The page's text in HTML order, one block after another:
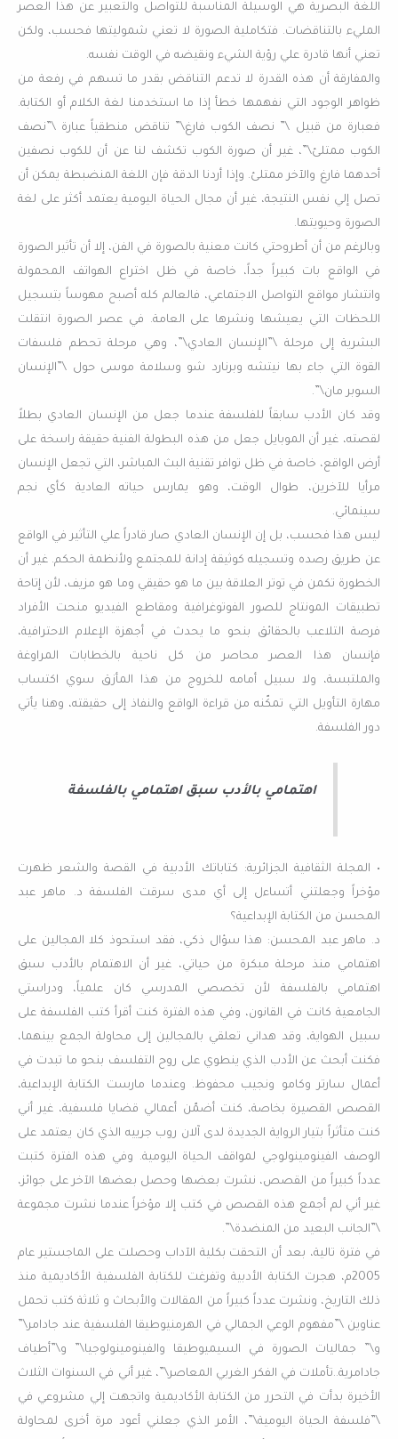
اللغة البصرية هي الوسيلة المناسبة للتواصل والتعبير عن هذا العصر
المليء بالتناقضات. فتكاملية الصورة لا تعني شموليتها فحسب، ولكن
تعني أنها قادرة علي رؤية الشيء ونقيضه في الوقت نفسه.
والمفارقة أن هذه القدرة لا تدعم التناقض بقدر ما تسهم في رفعة من
ظواهر الوجود التي نفهمها خطأ إذا ما استخدمنا لغة الكلام أو الكتابة.
فعبارة من قبيل \” نصف الكوب فارغ\” تناقض منطقياً عبارة \”نصف
الكوب ممتلئ\”، غير أن صورة الكوب تكشف لنا عن أن للكوب نصفين
أحدهما فارغ والآخر ممتلئ. وإذا أردنا الدقة فإن اللغة المنضبطة يمكن أن
تصل إلي نفس النتيجة، غير أن مجال الحياة اليومية يعتمد أكثر على لغة
الصورة وحيويتها.
وبالرغم من أن أطروحتي كانت معنية بالصورة في الفن، إلا أن تأثير الصورة
في الواقع بات كبيراً جداً، خاصة في ظل اختراع الهواتف المحمولة
وانتشار مواقع التواصل الاجتماعي، فالعالم كله أصبح مهوساً بتسجيل
اللحظات التي يعيشها ونشرها على العامة. في عصر الصورة انتقلت
البشرية إلى مرحلة \”الإنسان العادي\”، وهي مرحلة تحطم فلسفات
القوة التي جاء بها نيتشه وبرنارد شو وسلامة موسى حول \”الإنسان
السوبر مان\”.
وقد كان الأدب سابقاً للفلسفة عندما جعل من الإنسان العادي بطلاً
لقصته، غير أن الموبايل جعل من هذه البطولة الفنية حقيقة راسخة على
أرض الواقع، خاصة في ظل توافر تقنية البث المباشر، التي تجعل الإنسان
مرأيا للآخرين، طوال الوقت، وهو يمارس حياته العادية كأي نجم
سينمائي.
ليس هذا فحسب، بل إن الإنسان العادي صار قادراً علي التأثير في الواقع
عن طريق رصده وتسجيله كوثيقة إدانة للمجتمع ولأنظمة الحكم. غير أن
الخطورة تكمن في توتر العلاقة بين ما هو حقيقي وما هو مزيف، لأن إتاحة
تطبيقات المونتاج للصور الفوتوغرافية ومقاطع الفيديو منحت الأفراد
فرصة التلاعب بالحقائق بنحو ما يحدث في أجهزة الإعلام الاحترافية،
فإنسان هذا العصر محاصر من كل ناحية بالخطابات المراوغة
والملتبسة، ولا سبيل أمامه للخروج من هذا المأزق سوي اكتساب
مهارة التأويل التي تمكّنه من قراءة الواقع والنفاذ إلى حقيقته، وهنا يأتي
دور الفلسفة.
اهتمامي بالأدب سبق اهتمامي بالفلسفة
• المجلة الثقافية الجزائرية: كتاباتك الأدبية في القصة والشعر ظهرت
مؤخراً وجعلتني أتساءل إلى أي مدى سرقت الفلسفة د. ماهر عبد
المحسن من الكتابة الإبداعية؟
د. ماهر عبد المحسن: هذا سؤال ذكي، فقد استحوذ كلا المجالين على
اهتمامي منذ مرحلة مبكرة من حياتي، غير أن الاهتمام بالأدب سبق
اهتمامي بالفلسفة لأن تخصصي المدرسي كان علمياً، ودراستي
الجامعية كانت في القانون، وفي هذه الفترة كنت أقرأ كتب الفلسفة على
سبيل الهواية، وقد هداني تعلقي بالمجالين إلى محاولة الجمع بينهما،
فكنت أبحث عن الأدب الذي ينطوي على روح التفلسف بنحو ما تبدت في
أعمال سارتر وكامو ونجيب محفوظ. وعندما مارست الكتابة الإبداعية،
القصص القصيرة بخاصة، كنت أضمّن أعمالي قضايا فلسفية، غير أني
كنت متأثراً بتيار الرواية الجديدة لدى آلان روب جرييه الذي كان يعتمد على
الوصف الفينومينولوجي لمواقف الحياة اليومية. وفي هذه الفترة كتبت
عدداً كبيراً من القصص، نشرت بعضها وحصل بعضها الآخر على جوائز،
غير أني لم أجمع هذه القصص في كتب إلا مؤخراً عندما نشرت مجموعة
\”الجانب البعيد من المنضدة\”.
في فترة تالية، بعد أن التحقت بكلية الآداب وحصلت على الماجستير عام
2005م، هجرت الكتابة الأدبية وتفرغت للكتابة الفلسفية الأكاديمية منذ
ذلك التاريخ، ونشرت عدداً كبيراً من المقالات والأبحاث و ثلاثة كتب تحمل
عناوين \”مفهوم الوعي الجمالي في الهرمنيوطيقا الفلسفية عند جادامر\”
و\” جماليات الصورة في السيميوطيقا والفينومينولوجيا\” و\”أطياف
جادامرية..تأملات في الفكر الغربي المعاصر\”، غير أني في السنوات الثلاث
الأخيرة بدأت في التحرر من الكتابة الأكاديمية واتجهت إلي مشروعي في
\”فلسفة الحياة اليومية\”، الأمر الذي جعلني أعود مرة أخرى لمحاولة